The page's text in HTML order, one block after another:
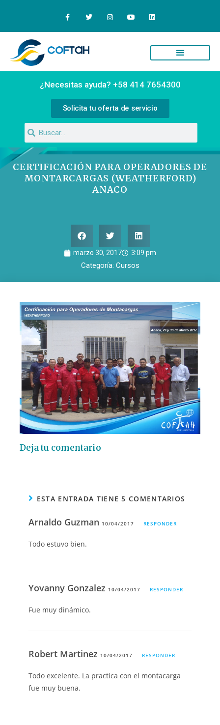
¿Necesitas ayuda? +58 414 7654300
Solicita tu oferta de servicio
CERTIFICACIÓN PARA OPERADORES DE
MONTARCARGAS (WEATHERFORD)
ANACO
marzo 30, 2017 3:09 pm
Categoría: Cursos
Deja tu comentario
ESTA ENTRADA TIENE 5 COMENTARIOS
Arnaldo Guzman 10/04/2017 RESPONDER
Todo estuvo bien.
Yovanny Gonzalez 10/04/2017 RESPONDER
Fue muy dinámico.
Robert Martinez 10/04/2017 RESPONDER
Todo excelente. La practica con el montacarga
fue muy buena.